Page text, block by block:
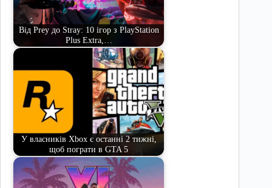
Від Prey до Stray: 10 ігор з PlayStation
Plus Extra,…
У власників Xbox є останні 2 тижні,
щоб пограти в GTA 5